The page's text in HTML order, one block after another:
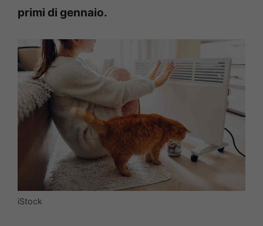
primi di gennaio.
iStock